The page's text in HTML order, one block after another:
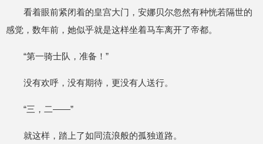
看着眼前紧闭着的皇宫大门，安娜贝尔忽然有种恍若隔世的
感觉，数年前，她似乎就是这样坐着马车离开了帝都。
“第一骑士队，准备！”
没有欢呼，没有期待，更没有人送行。
“三，二——”
就这样，踏上了如同流浪般的孤独道路。